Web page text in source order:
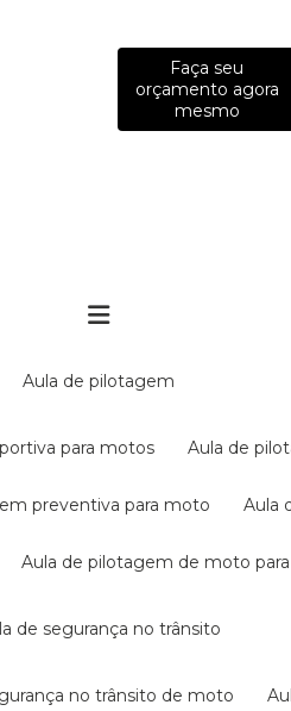
Faça seu
orçamento agora
mesmo
aula de pilotagem
para motos aula de
preventiva para moto
aula de pilotagem de moto
de segurança no trânsito
no trânsito de moto